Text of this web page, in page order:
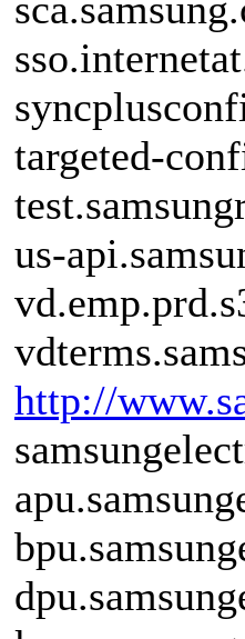
targeted-
us-
http://